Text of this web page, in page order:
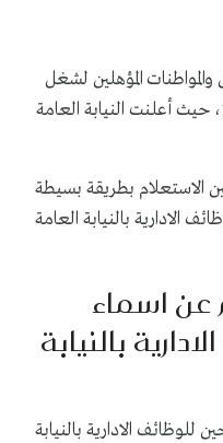
المؤهلين لشغل
الوظائف الادارية بالنيابة العامة 1442، حيث أعلنت النيابة العامة
الاستعلام بطريقة بسيطة
الادارية بالنيابة العامة
عن اسماء
بالنيابة
للوظائف الادارية بالنيابة